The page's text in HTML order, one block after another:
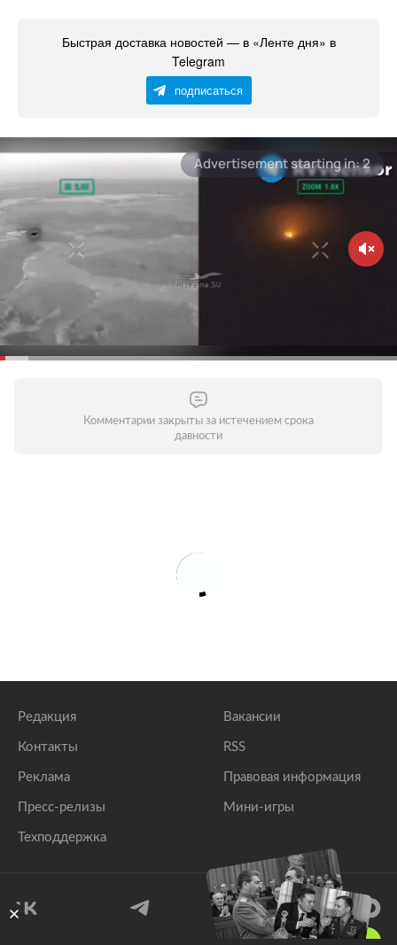
Быстрая доставка новостей — в «Ленте дня» в
Telegram
подписаться
Комментарии закрыты за истечением срока
давности
Редакция
Контакты
Реклама
Пресс-релизы
Техподдержка
Вакансии
RSS
Правовая информация
Мини-игры